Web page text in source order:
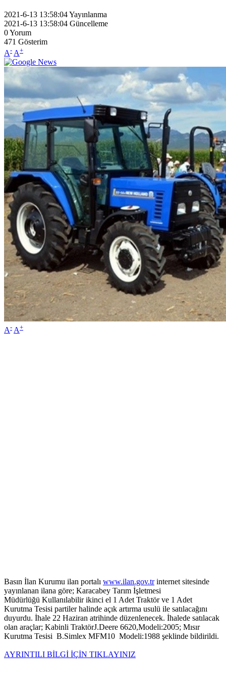
2021-6-13 13:58:04Yayınlanma
2021-6-13 13:58:04 Güncelleme
0Yorum
471 Gösterim
A- A+
A- A+
Basın İlan Kurumu ilan portalı www.ilan.gov.trinternet sitesinde
yayınlanan ilana göre; Karacabey Tarım İşletmesi
Müdürlüğü Kullanılabilir ikinci el 1 Adet Traktör ve 1 Adet
Kurutma Tesisi partiler halinde açık artırma usulü ile satılacağını
duyurdu. İhale 22 Haziran atrihinde düzenlenecek. İhalede satılacak
olan araçlar; Kabinli TraktörJ.Deere 6620,Modeli:2005; Mısır
Kurutma Tesisi B.Simlex MFM10 Modeli:1988 şeklinde bildirildi.
AYRINTILI BİLGİ İÇİN TIKLAYINIZ